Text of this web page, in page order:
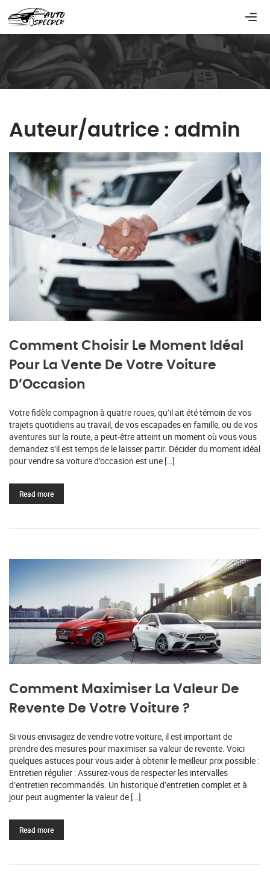
Auteur/autrice : admin
Comment Choisir Le Moment Idéal
Pour La Vente De Votre Voiture
D’Occasion
Votre fidèle compagnon à quatre roues, qu’il ait été témoin de vos
trajets quotidiens au travail, de vos escapades en famille, ou de vos
aventures sur la route, a peut-être atteint un moment où vous vous
demandez s’il est temps de le laisser partir. Décider du moment idéal
pour vendre sa voiture d’occasion est une […]
Read more
Comment Maximiser La Valeur De
Revente De Votre Voiture ?
Si vous envisagez de vendre votre voiture, il est important de
prendre des mesures pour maximiser sa valeur de revente. Voici
quelques astuces pour vous aider à obtenir le meilleur prix possible :
Entretien régulier : Assurez-vous de respecter les intervalles
d’entretien recommandés. Un historique d’entretien complet et à
jour peut augmenter la valeur de […]
Read more